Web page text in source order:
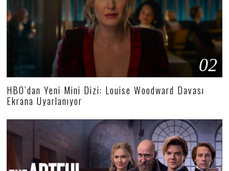
02
HBO’dan Yeni Mini Dizi: Louise Woodward Davası
Ekrana Uyarlanıyor